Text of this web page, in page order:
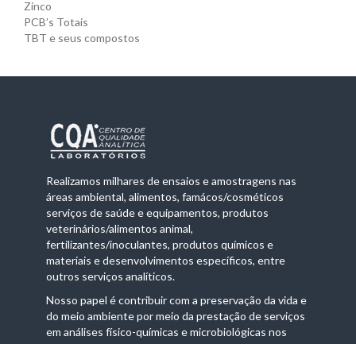
Zinco
PCB’s Totais
TBT e seus compostos
Realizamos milhares de ensaios e amostragens nas
áreas ambiental, alimentos, famácos/cosméticos
serviços de saúde e equipamentos, produtos
veterinários/alimentos animal,
fertilizantes/inoculantes, produtos químicos e
materiais e desenvolvimentos específicos, entre
outros serviços analíticos.
Nosso papel é contribuir com a preservação da vida e
do meio ambiente por meio da prestação de serviços
em análises físico-químicas e microbiológicas nos